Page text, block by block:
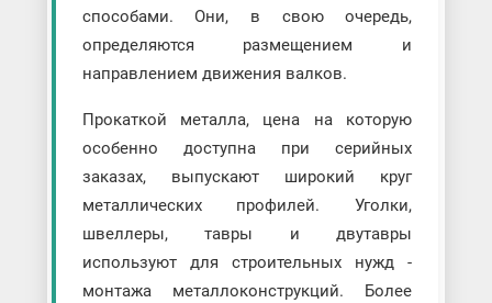
способами. Они, в свою очередь,
определяются размещением и
направлением движения валков.
Прокаткой металла, цена на которую
особенно доступна при серийных
заказах, выпускают широкий круг
металлических профилей. Уголки,
швеллеры, тавры и двутавры
используют для строительных нужд -
монтажа металлоконструкций. Более